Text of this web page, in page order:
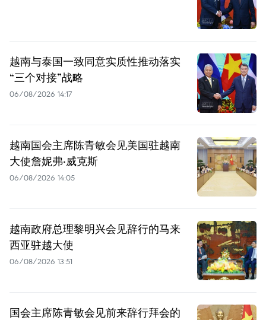
越南与泰国一致同意实质性推动落实
“三个对接”战略
06/08/2026 14:17
越南国会主席陈青敏会见美国驻越南
大使詹妮弗·威克斯
06/08/2026 14:05
越南政府总理黎明兴会见辞行的马来
西亚驻越大使
06/08/2026 13:51
国会主席陈青敏会见前来辞行拜会的